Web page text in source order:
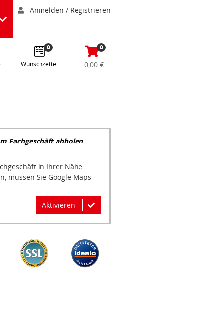
Anmelden / Registrieren
0
Wunschzettel
0
0,00 €
Fachgeschäft abholen
in Ihrer Nähe
müssen Sie Google Maps
Aktivieren